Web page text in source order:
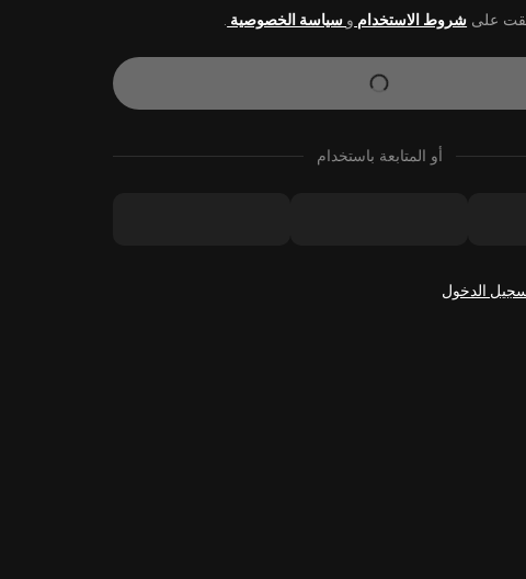
على شروط الاستخدام و سياسة الخصوصية
أو المتابعة باستخدام
الدخول